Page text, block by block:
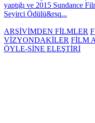
yaptığı ve 2015 Sundance
Seyirci Ödülü&rsq...
ARŞİVİMDEN FİLMLER
VİZYONDAKİLER FİLM
ÖYLE-SİNE ELEŞTİRİ